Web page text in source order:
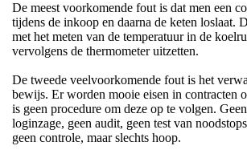
De meest voorkomende fout is dat men een
tijdens de inkoop en daarna de keten loslaat.
met het meten van de temperatuur in de
vervolgens de thermometer uitzetten.
De tweede veelvoorkomende fout is het
bewijs. Er worden mooie eisen in contracten
is geen procedure om deze op te volgen.
loginzage, geen audit, geen test van
geen controle, maar slechts hoop.